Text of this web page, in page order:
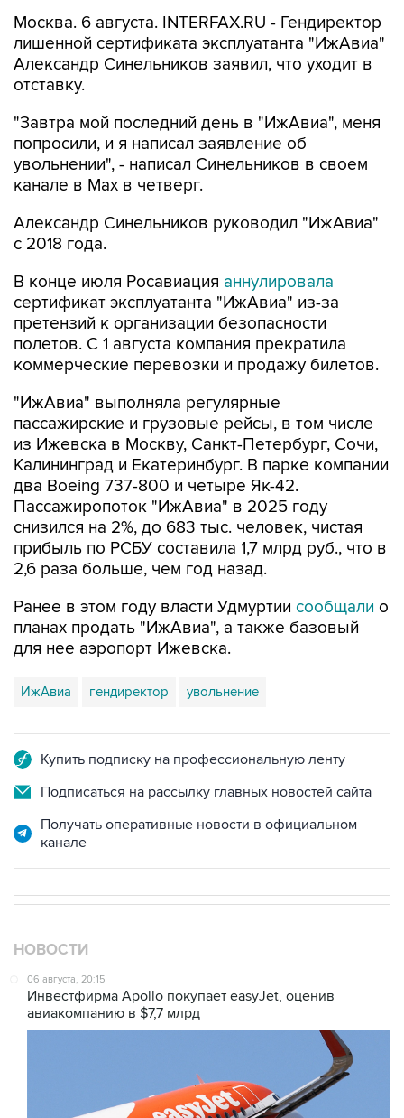
Москва. 6 августа. INTERFAX.RU - Гендиректор
лишенной сертификата эксплуатанта "ИжАвиа"
Александр Синельников заявил, что уходит в
отставку.
"Завтра мой последний день в "ИжАвиа", меня
попросили, и я написал заявление об
увольнении", - написал Синельников в своем
канале в Max в четверг.
Александр Синельников руководил "ИжАвиа"
с 2018 года.
В конце июля Росавиация аннулировала
сертификат эксплуатанта "ИжАвиа" из-за
претензий к организации безопасности
полетов. С 1 августа компания прекратила
коммерческие перевозки и продажу билетов.
"ИжАвиа" выполняла регулярные
пассажирские и грузовые рейсы, в том числе
из Ижевска в Москву, Санкт-Петербург, Сочи,
Калининград и Екатеринбург. В парке компании
два Boeing 737-800 и четыре Як-42.
Пассажиропоток "ИжАвиа" в 2025 году
снизился на 2%, до 683 тыс. человек, чистая
прибыль по РСБУ составила 1,7 млрд руб., что в
2,6 раза больше, чем год назад.
Ранее в этом году власти Удмуртии сообщали о
планах продать "ИжАвиа", а также базовый
для нее аэропорт Ижевска.
ИжАвиа гендиректор увольнение
Купить подписку на профессиональную ленту
Подписаться на рассылку главных новостей сайта
Получать оперативные новости в официальном
канале
НОВОСТИ
06 августа, 20:15
Инвестфирма Apollo покупает easyJet, оценив
авиакомпанию в $7,7 млрд